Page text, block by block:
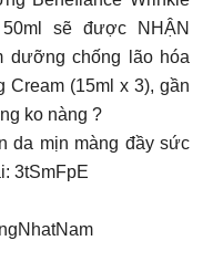
50ml sẽ được NHẬN
dưỡng chống lão hóa
Cream (15ml x 3), gần
ko nàng ?
mịn màng đầy sức
3tSmFpE